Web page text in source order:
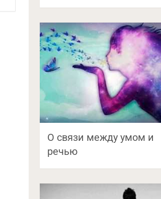
О связи между умом и
речью